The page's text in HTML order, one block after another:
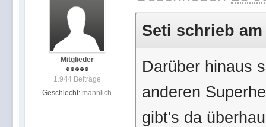
Mitglieder
1.944 Beiträge
Geschlecht: männlich
Seti schrieb
Darüber hinaus
anderen
gibt's da